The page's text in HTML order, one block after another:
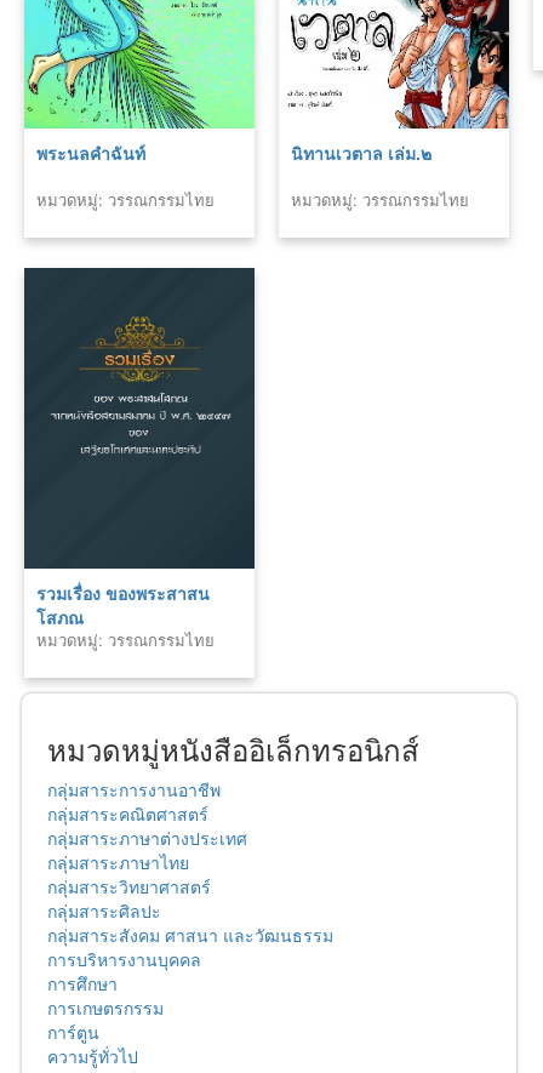
พระนลคำฉันท์
หมวดหมู่: วรรณกรรมไทย
นิทานเวตาล เล่ม.๒
หมวดหมู่: วรรณกรรมไทย
รวมเรื่อง ของพระสาสน
โสภณ
หมวดหมู่: วรรณกรรมไทย
หมวดหมู่หนังสืออิเล็กทรอนิกส์
กลุ่มสาระการงานอาชีพ
กลุ่มสาระคณิตศาสตร์
กลุ่มสาระภาษาต่างประเทศ
กลุ่มสาระภาษาไทย
กลุ่มสาระวิทยาศาสตร์
กลุ่มสาระศิลปะ
กลุ่มสาระสังคม ศาสนา และวัฒนธรรม
การบริหารงานบุคคล
การศึกษา
การเกษตรกรรม
การ์ตูน
ความรู้ทั่วไป